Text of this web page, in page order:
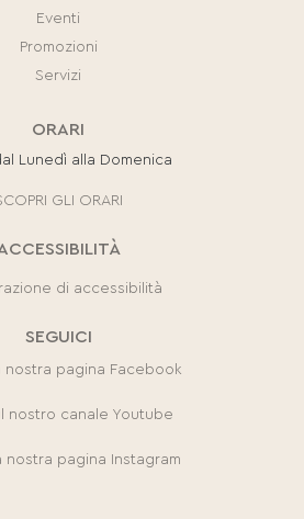
Eventi
Promozioni
Servizi
ORARI
Lunedì alla Domenica
GLI ORARI
di accessibilità
SEGUICI
nostra pagina Facebook
nostro canale Youtube
nostra pagina Instagram